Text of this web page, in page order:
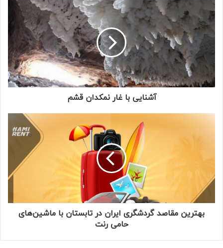
آشنایی با غار نمکدان قشم
بهترین مقاصد گردشگری ایران در تابستان با ماشین‌های
حامی رنت